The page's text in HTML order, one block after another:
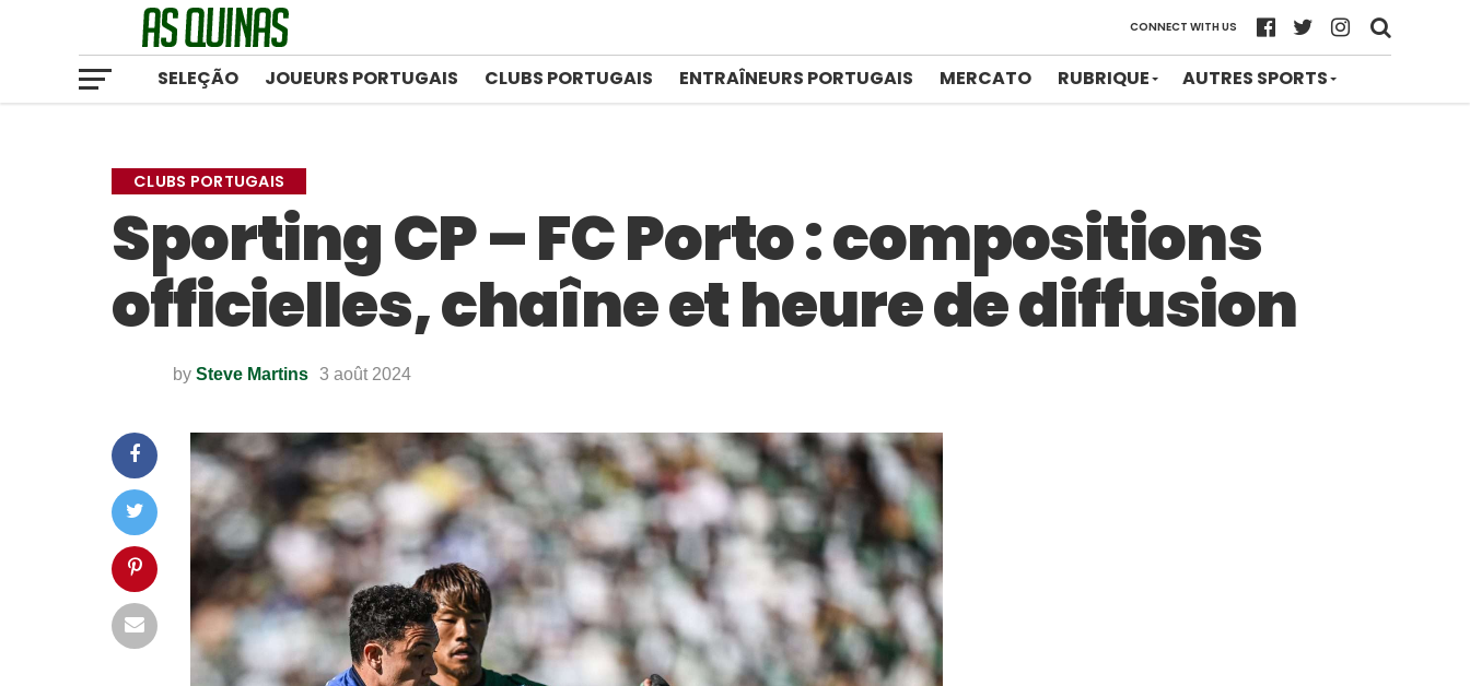
CONNECT WITH US
SELEÇÃO JOUEURS PORTUGAIS CLUBS PORTUGAIS ENTRAÎNEURS PORTUGAIS MERCATO RUBRIQUE AUTRES SPORTS
CLUBS PORTUGAIS
Sporting CP – FC Porto : compositions
officielles, chaîne et heure de diffusion
by Steve Martins 3 août 2024